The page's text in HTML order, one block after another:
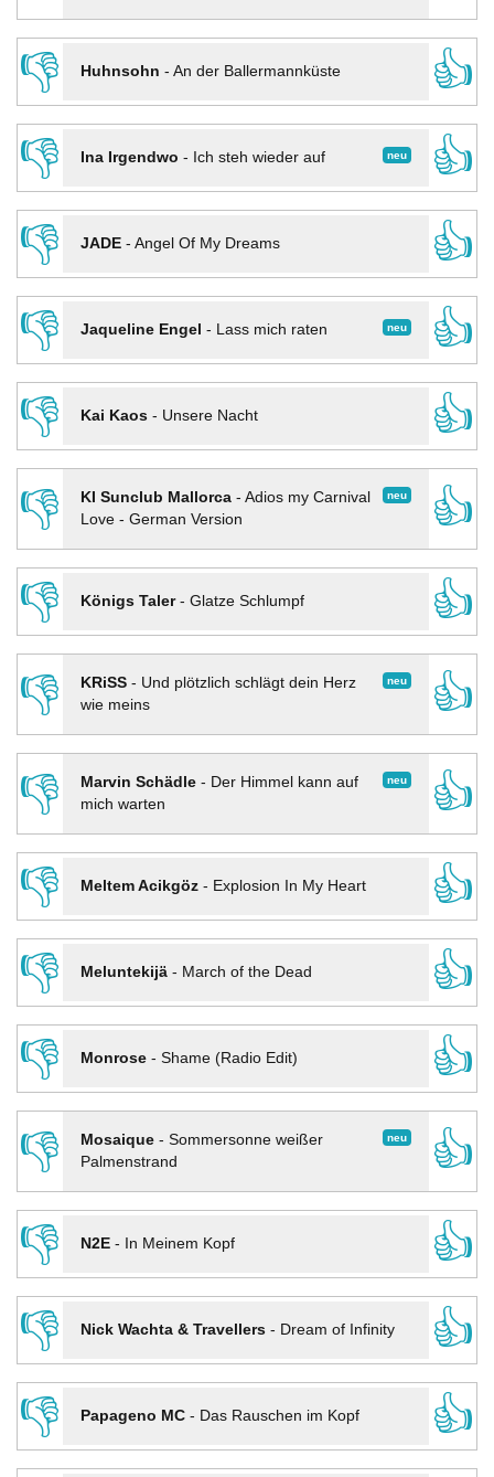
👎
Huhnsohn - An der Ballermannküste
👍
👎
neu
Ina Irgendwo - Ich steh wieder auf
👍
👎
JADE- Angel Of My Dreams
👍
👎
neu
Jaqueline Engel - Lass mich raten
👍
👎
Kai Kaos- Unsere Nacht
👍
👎
neu
KI Sunclub Mallorca- Adios my Carnival
Love - German Version
👍
👎
Königs Taler- Glatze Schlumpf
👍
👎
neu
KRiSS- Und plötzlich schlägt dein Herz
wie meins
👍
👎 neu
Marvin Schädle- Der Himmel kann auf
mich warten
👍
👎
Meltem Acikgöz- Explosion In My Heart
👍
👎
Meluntekijä- March of the Dead
👍
👎
Monrose- Shame (Radio Edit)
👍
👎
neu
Mosaique- Sommersonne weißer
Palmenstrand
👍
👎
N2E- In Meinem Kopf
👍
👎
Nick Wachta & Travellers- Dream of Infinity
👍
👎
Papageno MC- Das Rauschen im Kopf
👍